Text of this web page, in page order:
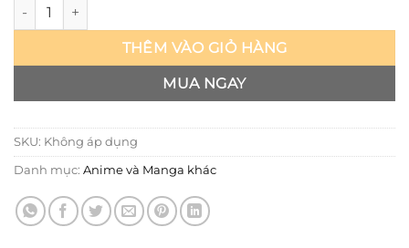
THÊM VÀO GIỎ HÀNG
MUA NGAY
SKU: Không áp dụng
Danh mục: Anime và Manga khác